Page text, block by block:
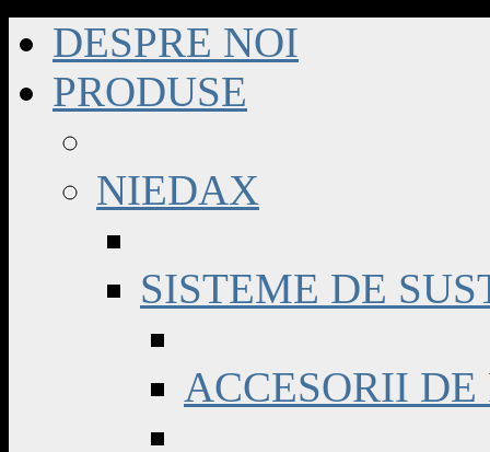
DESPRE NOI
PRODUSE
NIEDAX
SISTEME DE
ACCESORII DE